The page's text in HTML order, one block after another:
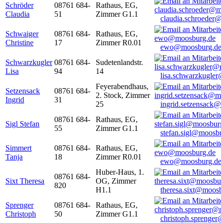
Schröder
Claudia
08761 684-
51
Rathaus, EG,
Zimmer G1.1
Schwaiger
Christine
08761 684-
17
Rathaus, EG,
Zimmer R0.01
ewo@moosburg.de
Schwarzkugler
Lisa
08761 684-
94
Sudetenlandstr.
14
Setzensack
Ingrid
08761 684-
31
Feyerabendhaus,
2. Stock, Zimmer
25
Sigl Stefan
08761 684-
55
Rathaus, EG,
Zimmer G1.1
Simmert
Tanja
08761 684-
18
Rathaus, EG,
Zimmer R0.01
ewo@moosburg.de
Sixt Theresa
08761 684-
820
Huber-Haus, 1.
OG, Zimmer
H1.1
Sprenger
Christoph
08761 684-
50
Rathaus, EG,
Zimmer G1.1